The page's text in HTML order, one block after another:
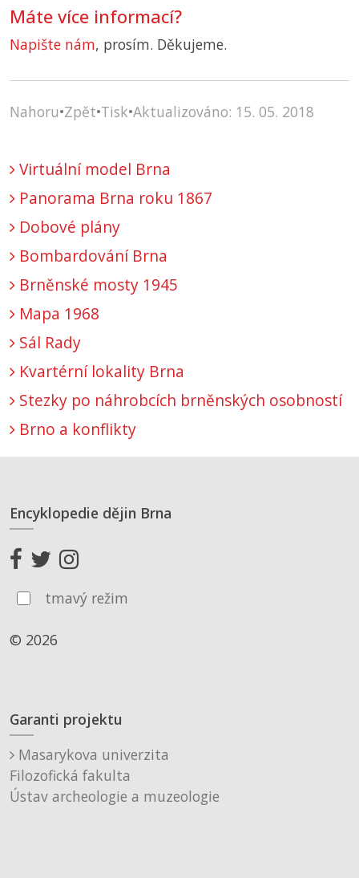
Máte více informací?
Napište nám, prosím. Děkujeme.
Nahoru•Zpět•Tisk•Aktualizováno: 15. 05. 2018
Virtuální model Brna
Panorama Brna roku 1867
Dobové plány
Bombardování Brna
Brněnské mosty 1945
Mapa 1968
Sál Rady
Kvartérní lokality Brna
Stezky po náhrobcích brněnských osobností
Brno a konflikty
Encyklopedie dějin Brna
tmavý režim
© 2026
Garanti projektu
Masarykova univerzita
Filozofická fakulta
Ústav archeologie a muzeologie